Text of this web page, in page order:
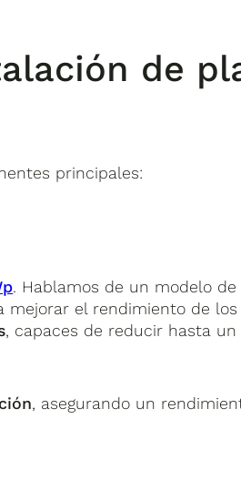
de
principales:
. Hablamos de un modelo
mejorar el rendimiento de
, capaces de reducir hasta un
, asegurando un